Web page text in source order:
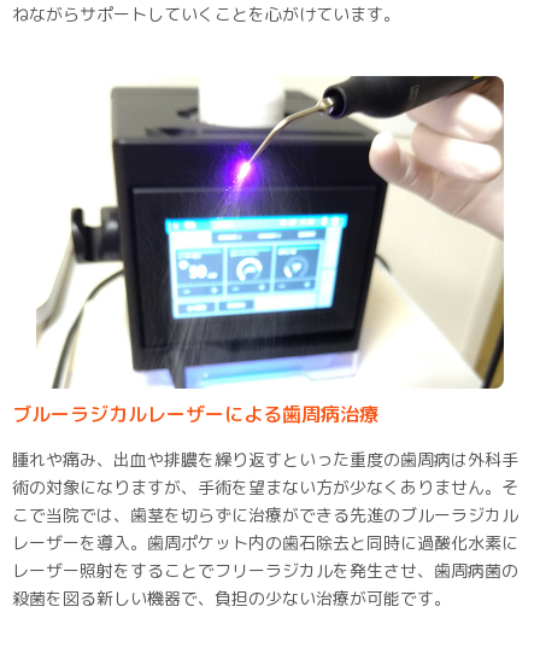
ねながらサポートしていくことを心がけています。
ブルーラジカルレーザーによる歯周病治療
腫れや痛み、出血や排膿を繰り返すといった重度の歯周病は外科手
術の対象になりますが、手術を望まない方が少なくありません。そ
こで当院では、歯茎を切らずに治療ができる先進のブルーラジカル
レーザーを導入。歯周ポケット内の歯石除去と同時に過酸化水素に
レーザー照射をすることでフリーラジカルを発生させ、歯周病菌の
殺菌を図る新しい機器で、負担の少ない治療が可能です。